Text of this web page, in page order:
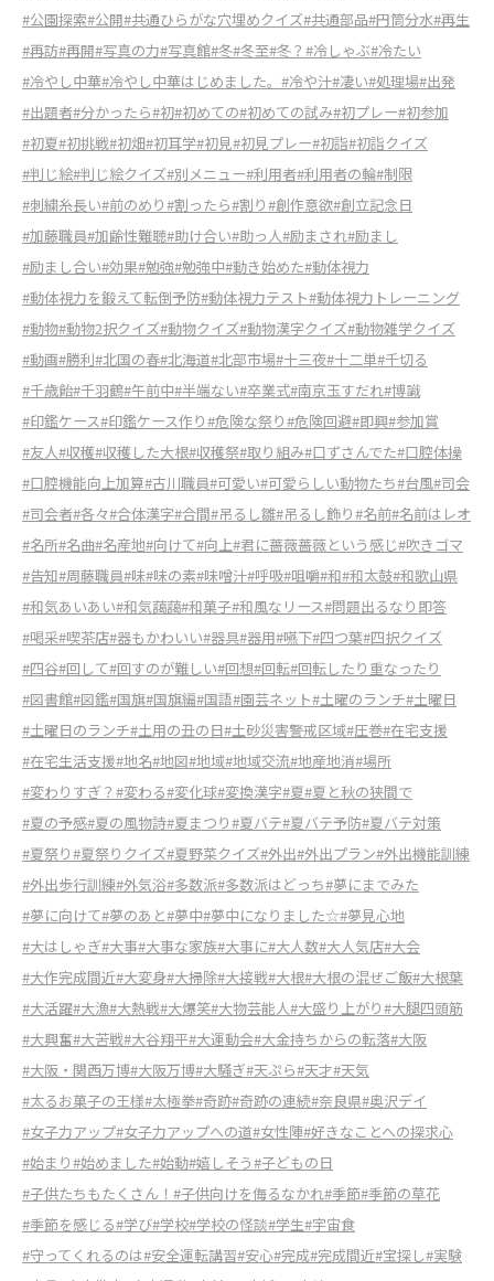
#公園探索#公開#共通ひらがな穴埋めクイズ#共通部品#円筒分水#再生
#再訪#再開#写真の力#写真館#冬#冬至#冬？ #冷しゃぶ#冷たい
#冷やし中華#冷やし中華はじめました。 #冷や汁#凄い#処理場#出発
#出題者#分かったら#初#初めての#初めての試み#初プレー#初参加
#初夏#初挑戦#初畑#初耳学#初見#初見プレー#初詣#初詣クイズ
#判じ絵#判じ絵クイズ#別メニュー#利用者#利用者の輪#制限
#刺繍糸長い#前のめり#割ったら#割り#創作意欲#創立記念日
#加藤職員#加齢性難聴#助け合い#助っ人#励まされ#励まし
#励まし合い#効果#勉強#勉強中#動き始めた#動体視力
#動体視力を鍛えて転倒予防#動体視力テスト#動体視力トレーニング
#動物#動物2択クイズ#動物クイズ#動物漢字クイズ#動物雑学クイズ
#動画#勝利#北国の春#北海道#北部市場#十三夜#十二単#千切る
#千歳飴#千羽鶴#午前中#半端ない#卒業式#南京玉すだれ#博識
#印鑑ケース#印鑑ケース作り#危険な祭り#危険回避#即興#参加賞
#友人#収穫#収穫した大根#収穫祭#取り組み#口ずさんでた#口腔体操
#口腔機能向上加算#古川職員#可愛い#可愛らしい動物たち#台風#司会
#司会者#各々#合体漢字#合間#吊るし雛#吊るし飾り#名前#名前はレオ
#名所#名曲#名産地#向けて#向上#君に薔薇薔薇という感じ#吹きゴマ
#告知#周藤職員#味#味の素#味噌汁#呼吸#咀嚼#和#和太鼓#和歌山県
#和気あいあい#和気藹藹#和菓子#和風なリース#問題出るなり即答
#喝采#喫茶店#器もかわいい#器具#器用#嚥下#四つ葉#四択クイズ
#四谷#回して#回すのが難しい#回想#回転#回転したり重なったり
#図書館#図鑑#国旗#国旗編#国語#園芸ネット#土曜のランチ#土曜日
#土曜日のランチ#土用の丑の日#土砂災害警戒区域#圧巻#在宅支援
#在宅生活支援#地名#地図#地域#地域交流#地産地消#場所
#変わりすぎ？ #変わる#変化球#変換漢字#夏#夏と秋の狭間で
#夏の予感#夏の風物詩#夏まつり#夏バテ#夏バテ予防#夏バテ対策
#夏祭り#夏祭りクイズ#夏野菜クイズ#外出#外出プラン#外出機能訓練
#外出歩行訓練#外気浴#多数派#多数派はどっち#夢にまでみた
#夢に向けて#夢のあと#夢中#夢中になりました☆#夢見心地
#大はしゃぎ#大事#大事な家族#大事に#大人数#大人気店#大会
#大作完成間近#大変身#大掃除#大接戦#大根#大根の混ぜご飯#大根葉
#大活躍#大漁#大熱戦#大爆笑#大物芸能人#大盛り上がり#大腿四頭筋
#大興奮#大苦戦#大谷翔平#大運動会#大金持ちからの転落#大阪
#大阪・関西万博#大阪万博#大騒ぎ#天ぷら#天才#天気
#太るお菓子の王様#太極拳#奇跡#奇跡の連続#奈良県#奥沢デイ
#女子力アップ#女子力アップへの道#女性陣#好きなことへの探求心
#始まり#始めました#始動#嬉しそう#子どもの日
#子供たちもたくさん！ #子供向けを侮るなかれ#季節#季節の草花
#季節を感じる#学び#学校#学校の怪談#学生#宇宙食
#守ってくれるのは#安全運転講習#安心#完成#完成間近#宝探し#実験